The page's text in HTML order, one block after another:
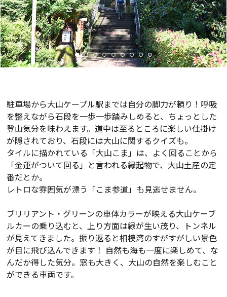
駐車場から大山ケーブル駅までは自分の脚力が頼り！呼吸
を整えながら石段を一歩一歩踏みしめると、ちょっとした
登山気分を味わえます。道中は至るところに楽しい仕掛け
が隠されており、石段には大山に関するクイズも。
タイルに描かれている「大山こま」は、よく回ることから
「金運がついて回る」と言われる縁起物で、大山土産の定
番だとか。
レトロな雰囲気が漂う「こま参道」も見逃せません。
ブリリアント・グリーンの車体カラーが映える大山ケーブ
ルカーの乗り込むと、上り方面は緑が生い茂り、トンネル
が見えてきました。振り返ると相模湾のすがすがしい景色
が目に飛び込んできます！ 自然も海も一度に楽しめて、な
んだか得した気分。窓も大きく、大山の自然を楽しむこと
ができる車両です。